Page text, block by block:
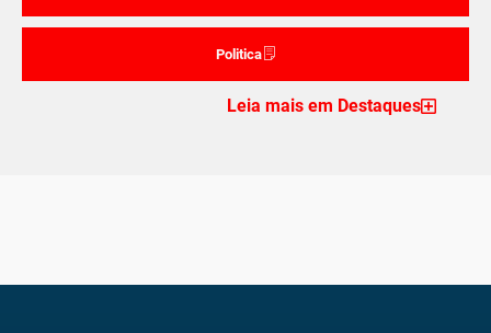
Politica
Leia mais em Destaques